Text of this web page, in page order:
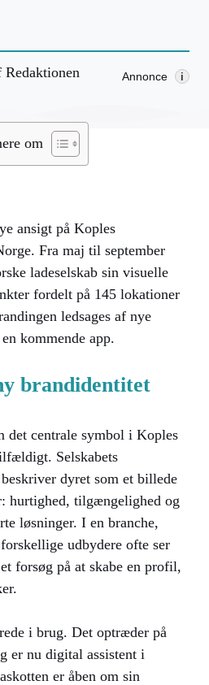
Redaktionen Annonce i
om
ansigt på Koples
Fra maj til september
ladeselskab sin visuelle
fordelt på 145 lokationer
ledsages af nye
kommende app.
brandidentitet
det centrale symbol i Koples
Selskabets
dyret som et billede
hurtighed, tilgængelighed og
løsninger. I en branche,
udbydere ofte ser
forsøg på at skabe en profil,
i brug. Det optræder på
er nu digital assistent i
er åben om sin